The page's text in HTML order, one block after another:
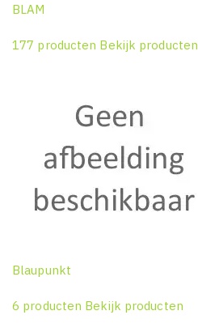
BLAM
177 producten Bekijk producten
Blaupunkt
6 producten Bekijk producten